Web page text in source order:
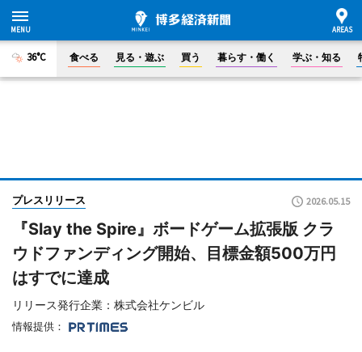
36°C 食べる 見る・遊ぶ 買う 暮らす・働く 学ぶ・知る
プレスリリース 2026.05.15
『Slay the Spire』ボードゲーム拡張版 クラ
ウドファンディング開始、目標金額500万円
はすでに達成
リリース発行企業：株式会社ケンビル
情報提供：